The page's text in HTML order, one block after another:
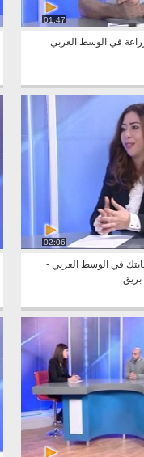
01:47
في الوسط العربي
02:06
في الوسط العربي -